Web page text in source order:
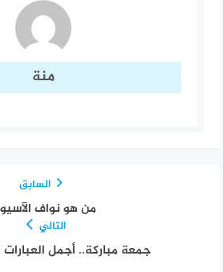
منة
السابق
من هو نواف
التالي
جمعة مباركة.. أجمل